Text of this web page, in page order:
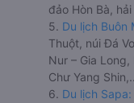
đảo Hòn Bà,
5. Du lịch Buôn
Thuột, núi Đá
Nur – Gia
Chư Yang
6. Du lịch Sapa: